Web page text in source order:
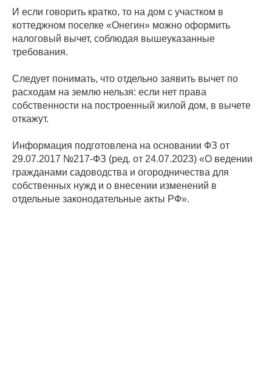
И если говорить кратко, то на дом с участком в
коттеджном поселке «Онегин» можно оформить
налоговый вычет, соблюдая вышеуказанные
требования.
Следует понимать, что отдельно заявить вычет по
расходам на землю нельзя: если нет права
собственности на построенный жилой дом, в вычете
откажут.
Информация подготовлена на основании ФЗ от
29.07.2017 №217-ФЗ (ред. от 24.07.2023) «О ведении
гражданами садоводства и огородничества для
собственных нужд и о внесении изменений в
отдельные законодательные акты РФ».